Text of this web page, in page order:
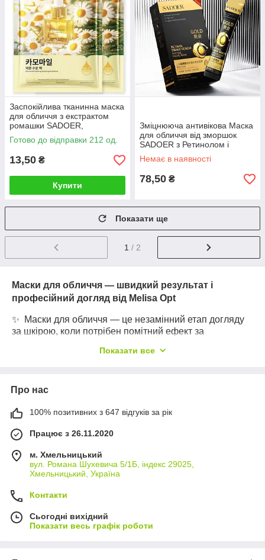
Заспокійлива тканинна маска
для обличчя з екстрактом
ромашки SADOER,
зволожуюча від сухості,
стягнення, зморшок,
Готово до відправки 212 од.
13,50 ₴
Купити
Зміцнююча антивікова Маска
для обличчя від зморшок
SADOER з Ретинолом і
пептидом Зміїної отрути в
стиках, 10*6г
Немає в наявності
78,50 ₴
Показати ще
1 / 2
Маски для обличчя — швидкий результат і
професійний догляд від Melisa Opt
✨ Маски для обличчя — це незамінний етап догляду
за шкірою, коли потрібен помітний ефект за
сироватка не завжди здатні глибоко вплинути на стан
догляді. Вони інтенсивно зволожують, очищують,
свіжою, доглянутою та здоровою вже після першого
В інтернет-магазині Melisa Opt ви можете купити маски
для обличчя оптом і вроздріб за вигідними цінами. У
каталозі представлений широкий асортимент масок
для різних типів шкіри: сухої, жирної, комбінованої,
чутливої та проблемної. Це ідеальне рішення як для
особистого використання, так і для салонів краси,
косметологів та магазинів, які шукають якісну
продукцію за вигідними оптовими цінами.
🔍 Чому варто додати маски для обличчя у
Показати все
Про нас
100% позитивних з 647 відгуків за рік
Працює з 26.11.2020
м. Хмельницький
вул. Романа Шухевича 5/1Б, індекс 29025,
Хмельницький, Україна
Контакти
Сьогодні вихідний
Показати весь графік роботи